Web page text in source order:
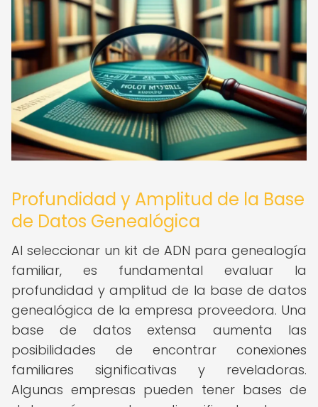
Profundidad y Amplitud de la Base
de Datos Genealógica
Al seleccionar un kit de ADN para genealogía
familiar, es fundamental evaluar la
profundidad y amplitud de la base de datos
genealógica de la empresa proveedora. Una
base de datos extensa aumenta las
posibilidades de encontrar conexiones
familiares significativas y reveladoras.
Algunas empresas pueden tener bases de